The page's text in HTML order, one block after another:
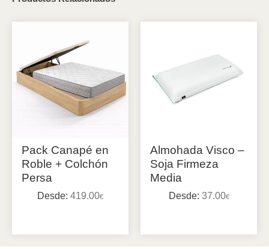
Pack Canapé en
Roble + Colchón
Persa
Desde: 419.00€
Almohada Visco –
Soja Firmeza
Media
Desde: 37.00€